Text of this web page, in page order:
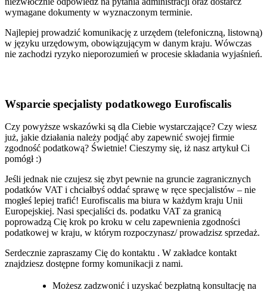
wymagane dokumenty w wyznaczonym terminie.
Najlepiej prowadzić komunikację z urzędem (telefoniczną, listowną)
w języku urzędowym, obowiązującym w danym kraju. Wówczas
nie zachodzi ryzyko nieporozumień w procesie składania wyjaśnień.
Wsparcie specjalisty podatkowego Eurofiscalis
Czy powyższe wskazówki są dla Ciebie wystarczające? Czy wiesz
już, jakie działania należy podjąć aby zapewnić swojej firmie
zgodność podatkową? Świetnie! Cieszymy się, iż nasz artykuł Ci
pomógł :)
Jeśli jednak nie czujesz się zbyt pewnie na gruncie zagranicznych
podatków VAT i chciałbyś oddać sprawę w ręce specjalistów – nie
mogłeś lepiej trafić! Eurofiscalis ma biura w każdym kraju Unii
Europejskiej. Nasi specjaliści ds. podatku VAT za granicą
poprowadzą Cię krok po kroku w celu zapewnienia zgodności
podatkowej w kraju, w którym rozpoczynasz/ prowadzisz sprzedaż.
Serdecznie zapraszamy Cię do kontaktu . W zakładce kontakt
znajdziesz dostępne formy komunikacji z nami.
Możesz zadzwonić i uzyskać bezpłatną konsultację na